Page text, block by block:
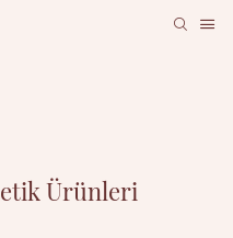
Ürünleri